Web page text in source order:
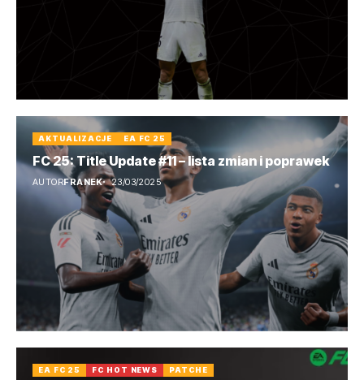
AKTUALIZACJE EA FC 25
FC 25: Title Update #11 – lista zmian i poprawek
AUTORFRANEK 23/03/2025
EA FC 25 FC HOT NEWS PATCHE